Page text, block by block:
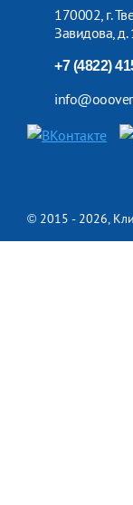
170002, г.
Завидова, д.
+7 (4822)
© 2015 - 2026,